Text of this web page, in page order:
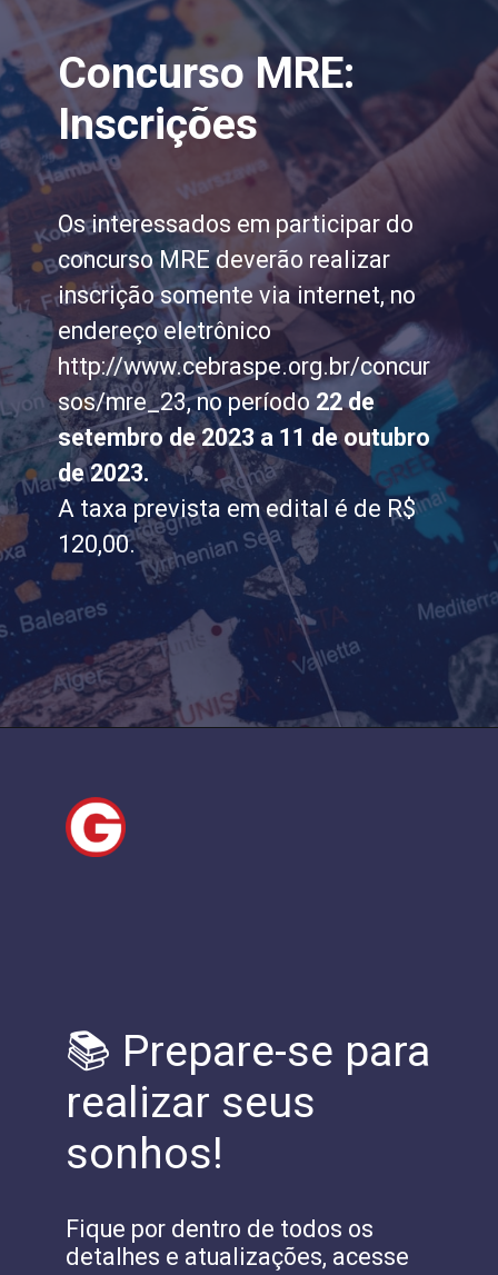
Concurso MRE:
Inscrições
Os interessados em participar do
concurso MRE deverão realizar
inscrição somente via internet, no
endereço eletrônico
http://www.cebraspe.org.br/concur
sos/mre_23, no período 22 de
setembro de 2023 a 11 de outubro
de 2023.
A taxa prevista em edital é de R$
120,00.
📚 Prepare-se para
realizar seus
sonhos!
Fique por dentro de todos os
detalhes e atualizações, acesse